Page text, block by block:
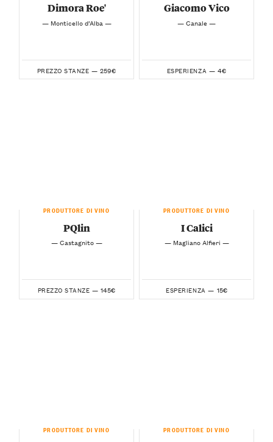
Dimora Roe'
— Monticello d’Alba —
PREZZO STANZE — 259€
Giacomo Vico
— Canale —
ESPERIENZA — 4€
PRODUTTORE DI VINO
PQlin
— Castagnito —
PREZZO STANZE — 145€
PRODUTTORE DI VINO
I Calici
— Magliano Alfieri —
ESPERIENZA — 15€
PRODUTTORE DI VINO PRODUTTORE DI VINO